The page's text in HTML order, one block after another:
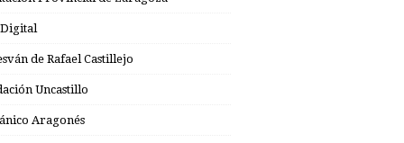
de Rafael Castillejo
Uncastillo
Aragonés